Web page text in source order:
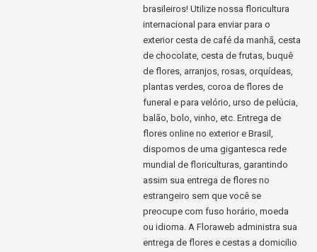
brasileiros! Utilize nossa floricultura
internacional para enviar para o
exterior cesta de café da manhã, cesta
de chocolate, cesta de frutas, buquê
de flores, arranjos, rosas, orquídeas,
plantas verdes, coroa de flores de
funeral e para velório, urso de pelúcia,
balão, bolo, vinho, etc. Entrega de
flores online no exterior e Brasil,
dispomos de uma gigantesca rede
mundial de floriculturas, garantindo
assim sua entrega de flores no
estrangeiro sem que você se
preocupe com fuso horário, moeda
ou idioma. A Floraweb administra sua
entrega de flores e cestas a domicilio